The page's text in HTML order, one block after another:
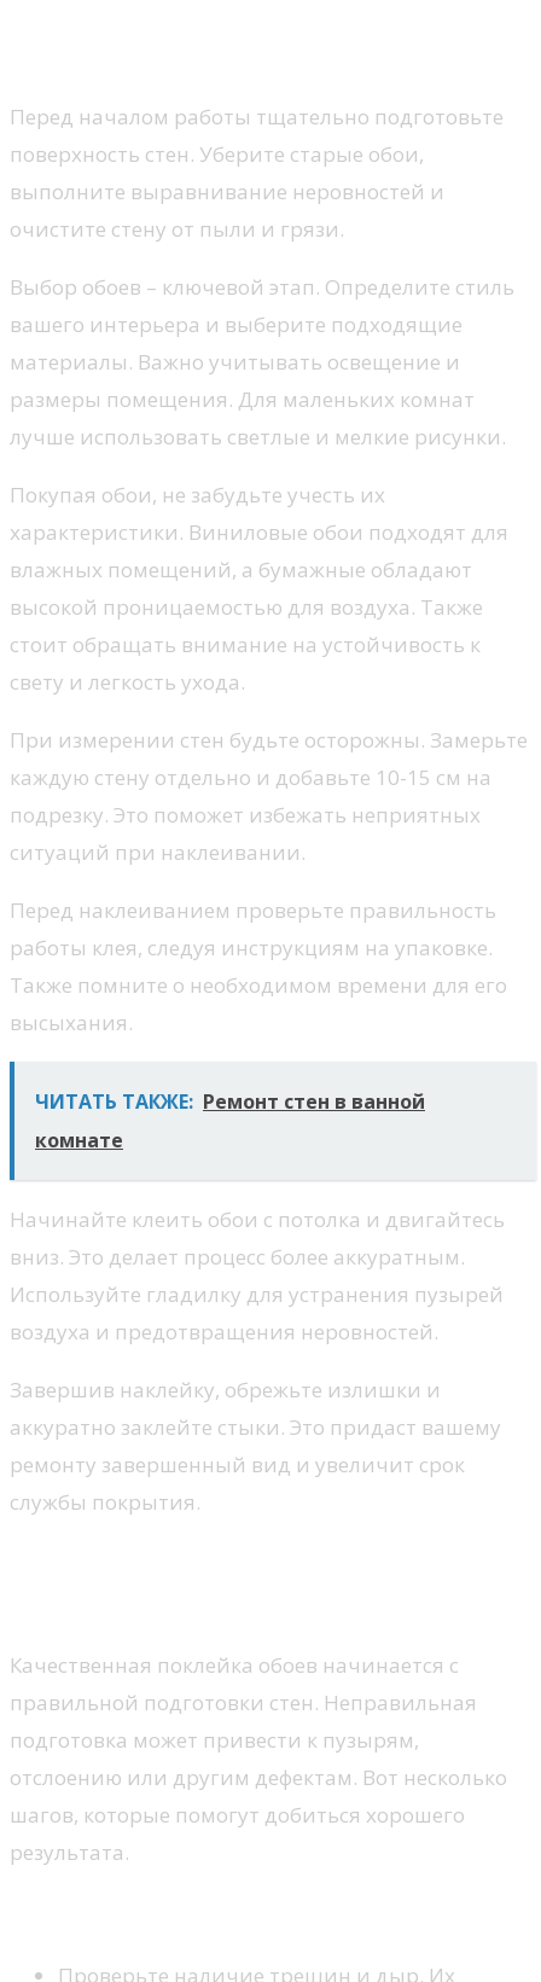
Перед началом работы тщательно подготовьте
поверхность стен. Уберите старые обои,
выполните выравнивание неровностей и
очистите стену от пыли и грязи.
Выбор обоев – ключевой этап. Определите стиль
вашего интерьера и выберите подходящие
материалы. Важно учитывать освещение и
размеры помещения. Для маленьких комнат
лучше использовать светлые и мелкие рисунки.
Покупая обои, не забудьте учесть их
характеристики. Виниловые обои подходят для
влажных помещений, а бумажные обладают
высокой проницаемостью для воздуха. Также
стоит обращать внимание на устойчивость к
свету и легкость ухода.
При измерении стен будьте осторожны. Замерьте
каждую стену отдельно и добавьте 10-15 см на
подрезку. Это поможет избежать неприятных
ситуаций при наклеивании.
Перед наклеиванием проверьте правильность
работы клея, следуя инструкциям на упаковке.
Также помните о необходимом времени для его
высыхания.
ЧИТАТЬ ТАКЖЕ: Ремонт стен в ванной
комнате
Начинайте клеить обои с потолка и двигайтесь
вниз. Это делает процесс более аккуратным.
Используйте гладилку для устранения пузырей
воздуха и предотвращения неровностей.
Завершив наклейку, обрежьте излишки и
аккуратно заклейте стыки. Это придаст вашему
ремонту завершенный вид и увеличит срок
службы покрытия.
Качественная поклейка обоев начинается с
правильной подготовки стен. Неправильная
подготовка может привести к пузырям,
отслоению или другим дефектам. Вот несколько
шагов, которые помогут добиться хорошего
результата.
Проверьте наличие трещин и дыр. Их